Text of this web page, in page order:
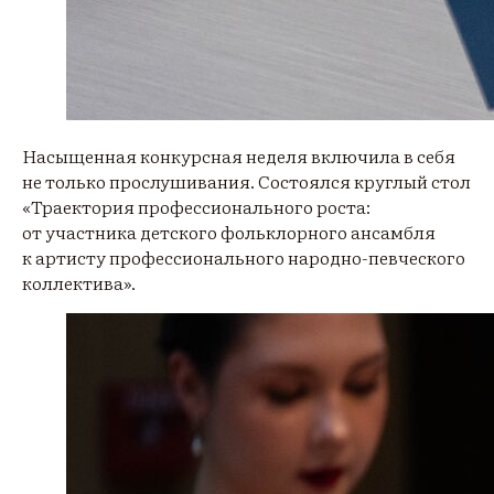
Насыщенная конкурсная неделя включила в себя
не только прослушивания. Состоялся круглый стол
«Траектория профессионального роста:
от участника детского фольклорного ансамбля
к артисту профессионального народно-певческого
коллектива».